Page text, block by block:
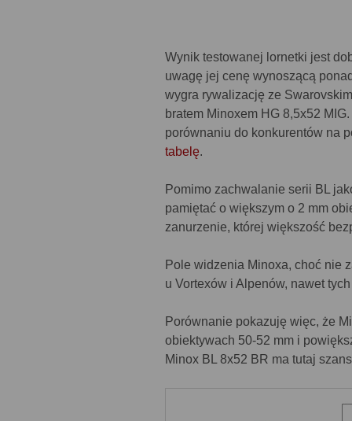
Wynik testowanej lornetki jest
uwagę jej cenę wynoszącą
wygra rywalizację ze
bratem Minoxem HG 8,5x52
porównaniu do konkurentów na
tabelę.
Pomimo zachwalanie serii BL
pamiętać o większym o 2 mm
zanurzenie, której większość
Pole widzenia Minoxa, choć nie
u Vortexów i Alpenów, nawet
Porównanie pokazuję więc, że
obiektywach 50-52 mm i
Minox BL 8x52 BR ma tutaj